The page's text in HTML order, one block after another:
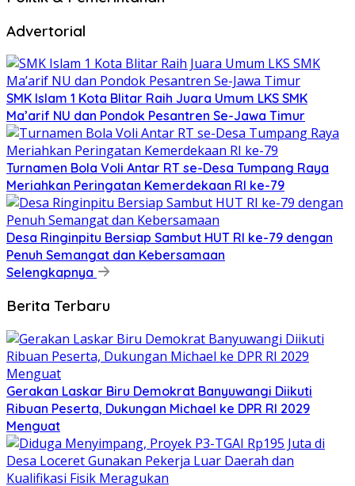
Advertorial
SMK Islam 1 Kota Blitar Raih Juara Umum LKS SMK
Ma’arif NU dan Pondok Pesantren Se-Jawa Timur
Turnamen Bola Voli Antar RT se-Desa Tumpang Raya
Meriahkan Peringatan Kemerdekaan RI ke-79
Desa Ringinpitu Bersiap Sambut HUT RI ke-79 dengan
Penuh Semangat dan Kebersamaan
Selengkapnya
Berita Terbaru
Gerakan Laskar Biru Demokrat Banyuwangi Diikuti
Ribuan Peserta, Dukungan Michael ke DPR RI 2029
Menguat